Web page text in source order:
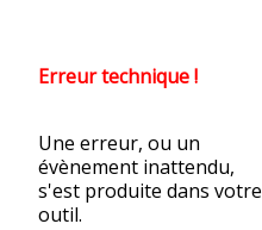
Erreur technique !
Une erreur, ou un
évènement inattendu,
s'est produite dans votre
outil.